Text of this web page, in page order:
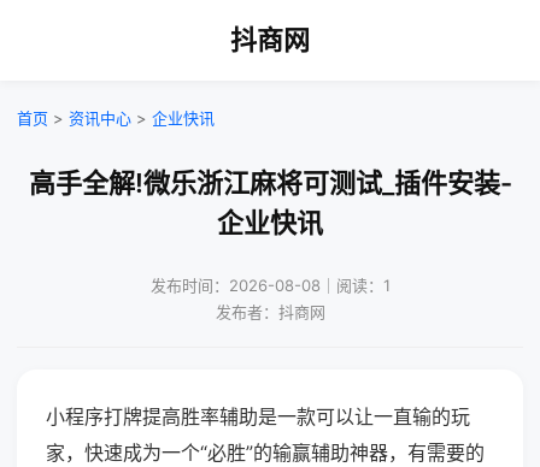
抖商网
首页 > 资讯中心 > 企业快讯
高手全解!微乐浙江麻将可测试_插件安装-
企业快讯
发布时间：2026-08-08｜阅读：1
发布者：抖商网
小程序打牌提高胜率辅助是一款可以让一直输的玩
家，快速成为一个“必胜”的输赢辅助神器，有需要的